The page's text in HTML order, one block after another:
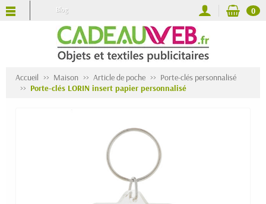
Blog 0
Accueil Maison Article de poche
Porte-clés personnalisé
Porte-clés LORIN insert papier personnalisé